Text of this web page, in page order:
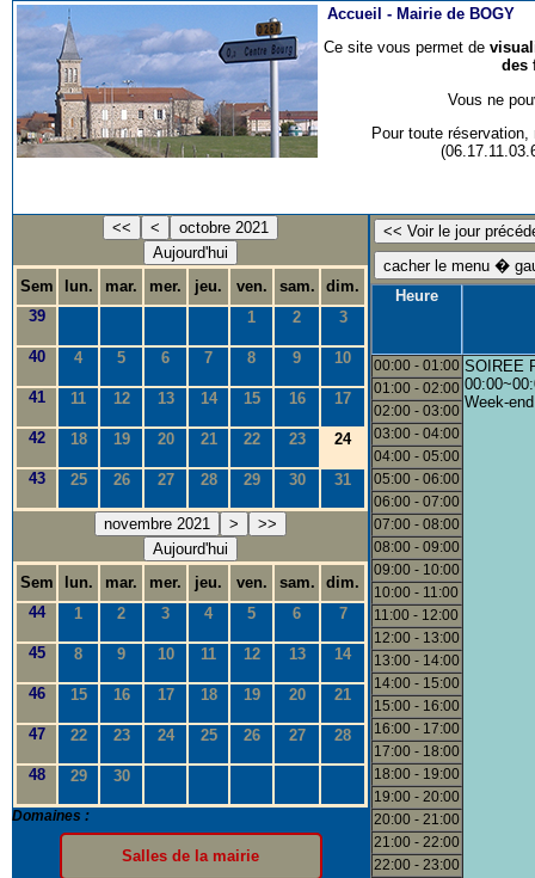
Accueil - Mairie de BOGY
Ce site vous permet de
des
Vous ne
Pour toute
<< <
octobre 2021
Aujourd'hui
Sem
lun. mar. mer. jeu. ven. sam.
dim.
39
1 2 3
40 4 5 6 7 8 9 10
41 11 12 13 14 15 16 17
42 18 19 20 21 22 23 24
43 25 26 27 28 29 30 31
novembre 2021 >
>>
Aujourd'hui
Sem
lun. mar. mer. jeu. ven. sam.
dim.
44
1 2 3 4 5 6 7
45 8 9 10 11 12 13 14
46 15 16 17 18 19 20 21
47 22 23 24 25 26 27 28
48 29 30
Domaines :
Heure
00:00 - 01:00 SOIREE
Week-end
01:00 - 02:00
02:00 - 03:00
03:00 - 04:00
04:00 - 05:00
05:00 - 06:00
06:00 - 07:00
07:00 - 08:00
08:00 - 09:00
09:00 - 10:00
10:00 - 11:00
11:00 - 12:00
12:00 - 13:00
13:00 - 14:00
14:00 - 15:00
15:00 - 16:00
16:00 - 17:00
17:00 - 18:00
18:00 - 19:00
19:00 - 20:00
20:00 - 21:00
21:00 - 22:00
22:00 - 23:00